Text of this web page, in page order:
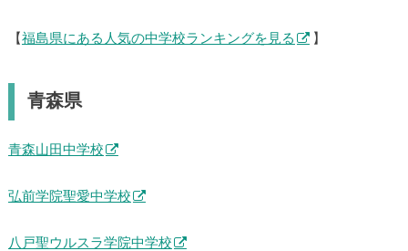
【 福島県にある人気の中学校ランキングを見る 】
青森県
青森山田中学校
弘前学院聖愛中学校
八戸聖ウルスラ学院中学校